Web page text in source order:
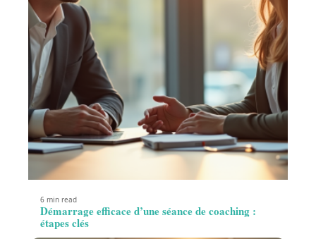
6 min read
Démarrage efficace d’une séance de coaching :
étapes clés